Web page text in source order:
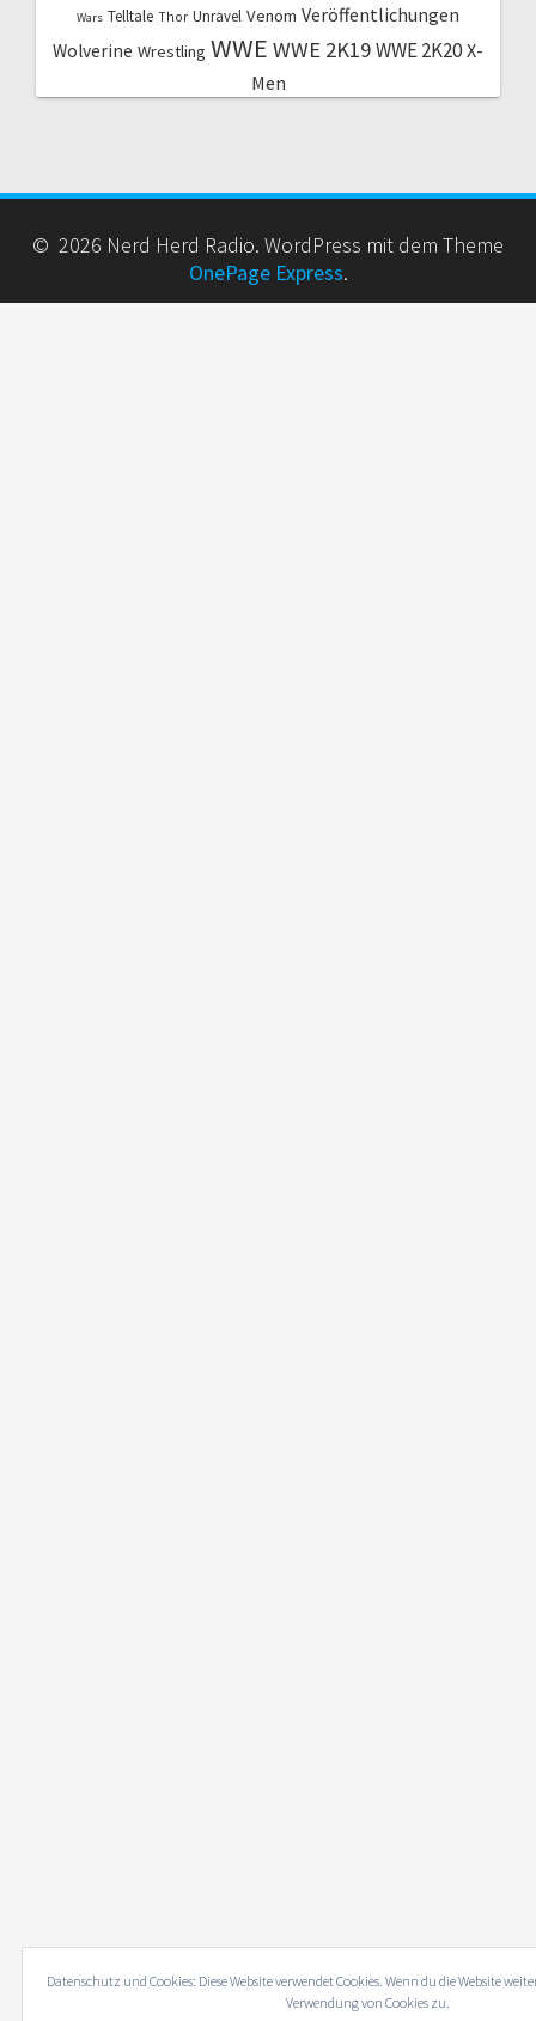
Wars Telltale Thor Unravel Venom Veröffentlichungen
Wolverine Wrestling WWE WWE 2K19WWE 2K20 X-
Men
© 2026 Nerd Herd Radio. WordPress mit dem Theme
OnePage Express.
Datenschutz und Cookies: Diese Website verwendet Cookies. Wenn du die Website
Verwendung von Cookies zu.